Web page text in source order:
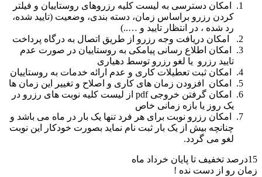
امکان دسترسی به لیست کلیه رزروهای روستاییان و فیلتر
کردن رزرو براساس زمان، دسته بندی، وضعیت (تایید شده،
رد شده ، در انتظار تایید و …..)
امکان دریافت وجه رزرو از طریق اتصال به درگاه پرداخت
امکان اطلاع رسانی پیامکی به روستاییان در صورت عدم
تایید رزرو یا لغو رزرو توسط دهیاری
امکان ثبت تعطیلات کاری و عدم ارائه خدمات به روستاییان
امکان افزودن زمان های کاری و اصلاح و تغییر این زمان ها
امکان گرفتن خروجی pdf از لیست کلیه نوبت های رزرو در
یک روز یا بازه زمانی خاص
امکان رزرو نوبت برای هر فرد تنها یک بار در ماه می باشد و
چنانچه بیش از یک بار ثبت نام نماید بصورت خودکار این نوبت
لغو می گردد.
15درصد
تخفیف تا پایان خرداد ماه
زمان رو از دست نده !